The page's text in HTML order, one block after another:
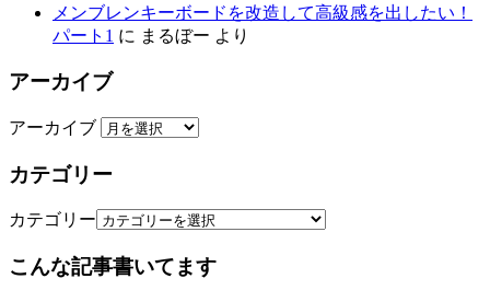
メンブレンキーボードを改造して高級感を出したい！
パート1 に まるぼー より
アーカイブ
アーカイブ
カテゴリー
カテゴリー
こんな記事書いてます